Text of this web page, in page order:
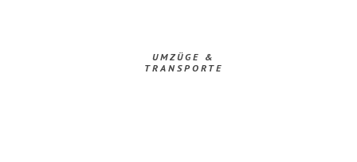
UMZÜGE &
TRANSPORTE